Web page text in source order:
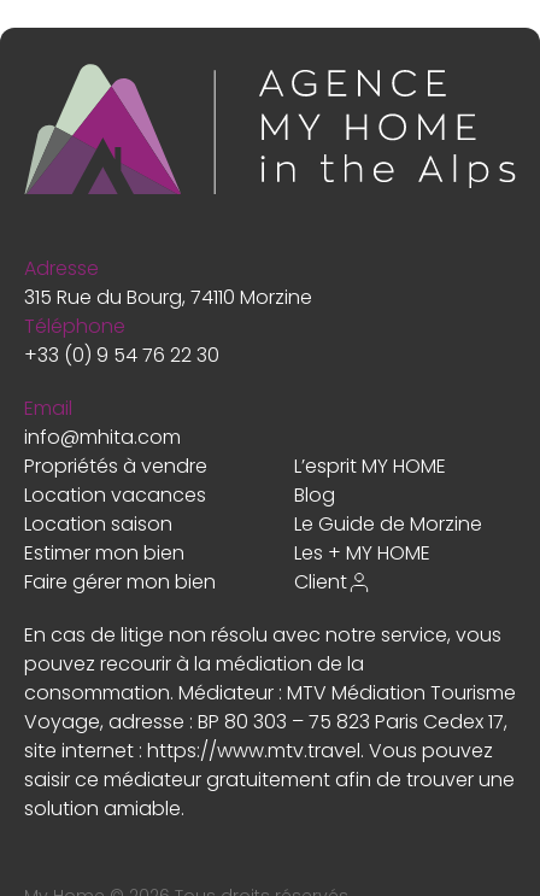
Propriétés à vendre
L’esprit MY HOME
Location vacances
Blog
Location saison
Le Guide de Morzine
Estimer mon bien
Les + MY HOME
Faire gérer mon bien
Client
Adresse
315 Rue du Bourg, 74110 Morzine
Téléphone
+33 (0) 9 54 76 22 30
Email
info@mhita.com
En cas de litige non résolu avec notre service, vous
pouvez recourir à la médiation de la
consommation. Médiateur : MTV Médiation Tourisme
Voyage, adresse : BP 80 303 – 75 823 Paris Cedex 17,
site internet : https://www.mtv.travel. Vous pouvez
saisir ce médiateur gratuitement afin de trouver une
solution amiable.